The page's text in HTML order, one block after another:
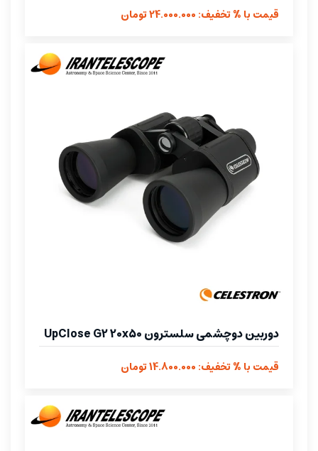
قیمت با % تخفیف: 24.000.000 تومان
دوربین دوچشمی سلسترون UpClose G2 20x50
قیمت با % تخفیف: 14.800.000 تومان